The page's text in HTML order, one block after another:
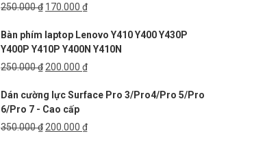
250.000₫ Giá
là:
250.000 ₫.
170.000 ₫Giá
tại
là:
170.000 ₫.
Bàn phím laptop Lenovo Y410 Y400 Y430P
Y400P Y410P Y400N Y410N
250.000₫ Giá
là:
250.000 ₫.
200.000 ₫Giá
tại
200.000 ₫.
Dán cường lực Surface Pro 3/Pro4/Pro 5/Pro
6/Pro 7 - Cao cấp
350.000₫ Giá
200.000 ₫Giá